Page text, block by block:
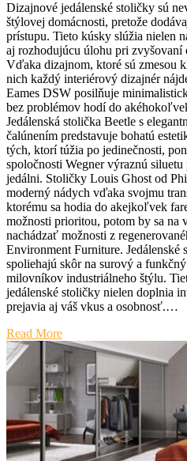
Dizajnové jedálenské stoličky sú
štýlovej domácnosti, pretože
prístupu. Tieto kúsky slúžia nielen
aj rozhodujúcu úlohu pri zvyšovaní
Vďaka dizajnom, ktoré sú zmesou
nich každý interiérový dizajnér
Eames DSW posilňuje
bez problémov hodí do
Jedálenská stolička Beetle s
čalúnením predstavuje bohatú
tých, ktorí túžia po jedinečnosti,
spoločnosti Wegner výraznú
jedálni. Stoličky Louis Ghost od
moderný nádych vďaka svojmu
ktorému sa hodia do akejkoľvek
možnosti prioritou, potom by sa na
nachádzať možnosti z
Environment Furniture.
spoliehajú skôr na surový a
milovníkov industriálneho štýlu.
jedálenské stoličky nielen doplnia
prejavia aj váš vkus a osobnosť.…
Read More